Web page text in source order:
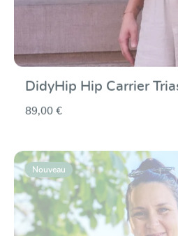
DidyHip Hip Carrier
89,00 €
Nouveau